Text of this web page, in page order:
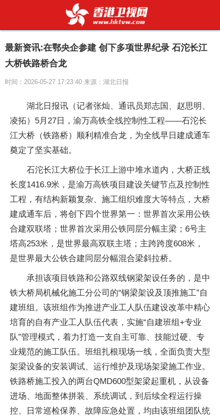
最新资讯:在鄂央企参建 创下多项世界纪录 石沱长江
大桥铁路桥合龙
时间：2026-05-27 17:23:40 来源：湖北日报
湖北日报讯（记者张灿、通讯员郑志国、赵思明、
凌拓）5月27日，渝万高铁全线控制性工程——石沱长
江大桥（铁路桥）顺利精准合龙，为全线早日建成通车
奠定了坚实基础。
石沱长江大桥位于长江上游中堆水道内，大桥正线
长度1416.9米，是渝万高铁项目建设关键节点及控制性
工程，有结构新颖复杂、施工组织难度大等特点，大桥
建成通车后，将创下四个世界第一：世界首次采用公铁
合建双联塔；世界首次采用公铁同层分幅主梁；6号主
塔高253米，是世界最高双联主塔；主跨跨度608米，
是世界最大公铁合建同层分幅混合梁斜拉桥。
承担该项目铁路和公路双线钢梁架设任务的，是中
铁大桥局机械化施工分公司的“钢梁架设及顶推施工”自
建班组。该班组作为推进产业工人队伍建设改革中精心
培育的自有产业工人队伍代表，实施“自建班组+专业
队”管理模式，着力打造一支自主可靠、技能过硬、专
业规范的施工队伍。班组扎根现场一线，全面负责大型
架梁设备的安装调试、运行维护及现场架梁施工作业。
铁路桥施工投入的两台QMD600型架梁起重机，从设备
进场、地面整体拼装、系统调试，到后续全程运行操
控、日常巡检保养、故障应急处置，均由该班组团队统